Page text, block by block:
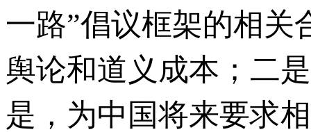
一路”倡议框架的相关
舆论和道义成本；二
是，为中国将来要求